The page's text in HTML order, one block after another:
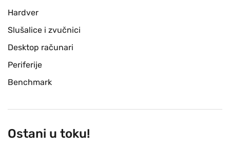
Hardver
Slušalice i zvučnici
Desktop računari
Periferije
Benchmark
Ostani u toku!